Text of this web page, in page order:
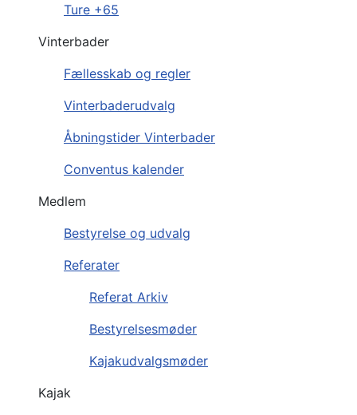
Ture +65
Vinterbader
Fællesskab og regler
Vinterbaderudvalg
Åbningstider Vinterbader
Conventus kalender
Medlem
Bestyrelse og udvalg
Referater
Referat Arkiv
Bestyrelsesmøder
Kajakudvalgsmøder
Kajak